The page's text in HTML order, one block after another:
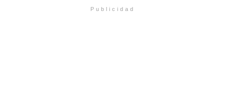
Publicidad